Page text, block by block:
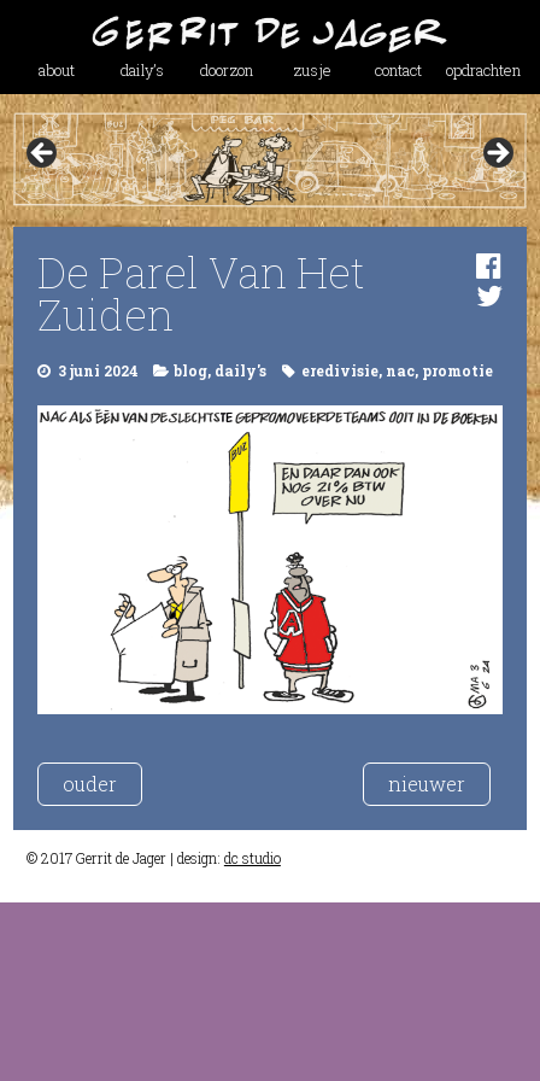
about daily’s doorzon zusje contact opdrachten
De Parel Van Het
Zuiden
3 juni 2024 blog, daily's eredivisie, nac, promotie
ouder nieuwer
© 2017 Gerrit de Jager | design: dc studio